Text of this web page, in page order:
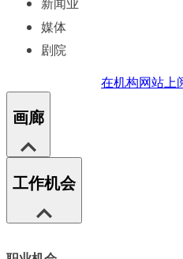
新闻业
媒体
剧院
在机构网站上
画廊
工作机会